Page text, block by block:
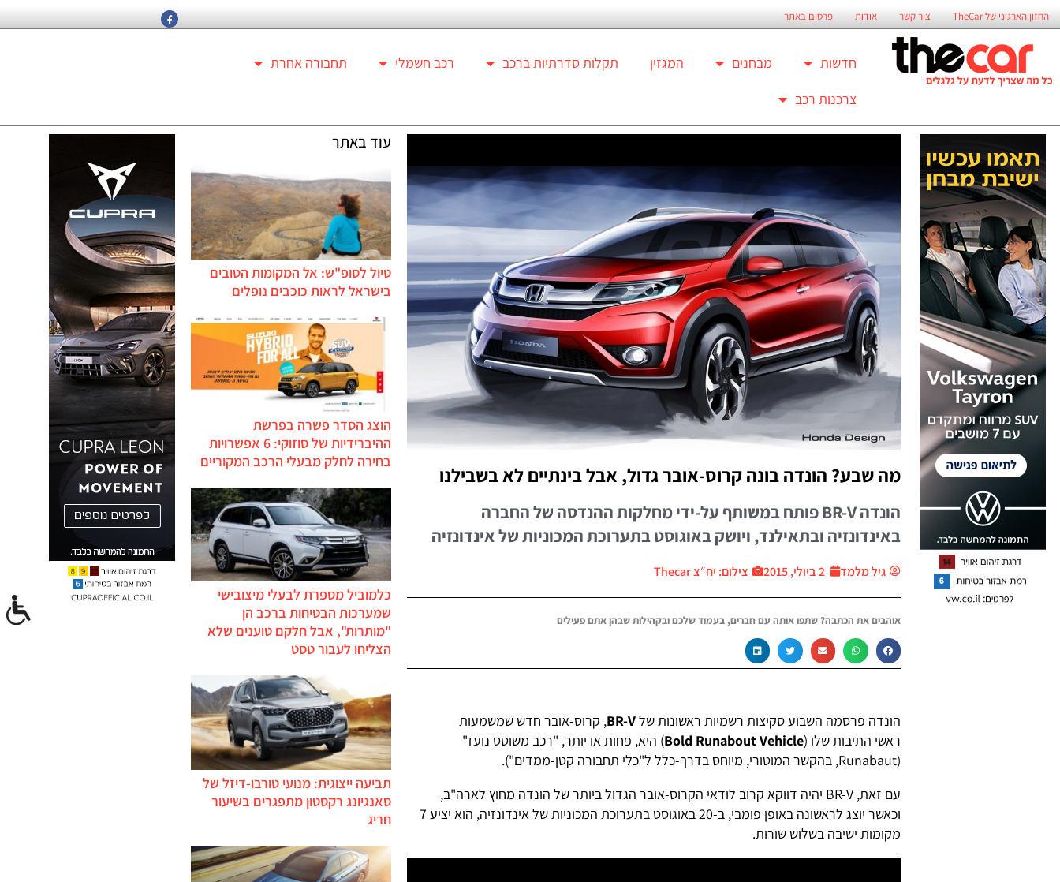
החזון הארגוני של TheCar צור קשר אודות פרסום באתר
חדשות מבחנים המגזין תקלות סדרתיות ברכב רכב חשמלי
תחבורה אחרת
צרכנות רכב
מה שבע? הונדה בונה קרוס-אובר גדול, אבל בינתיים לא בשבילנו
הונדה BR-V פותח במשותף על-ידי מחלקות ההנדסה של החברה
באינדונזיה ובתאילנד, ויושק באוגוסט בתערוכת המכוניות של אינדונזיה
גיל מלמד 2 ביולי, 2015 צילום: יח״צ Thecar
אוהבים את הכתבה? שתפו אותה עם חברים, בעמוד שלכם ובקהילות שבהן אתם פעילים
הונדה פרסמה השבוע סקיצות רשמיות ראשונות שלBR-V, קרוס-אובר חדש שמשמעות
ראשי התיבות שלו (Bold Runabout Vehicle) היא, פחות או יותר, "רכב משוטט נועז"
(Runabaut, בהקשר המוטורי, מיוחס בדרך-כלל ל"כלי תחבורה קטן-ממדים").
עם זאת, BR-V יהיה דווקא קרוב לודאי הקרוס-אובר הגדול ביותר של הונדה מחוץ לארה"ב,
וכאשר יוצג לראשונה באופן פומבי, ב-20 באוגוסט בתערוכת המכוניות של אינדונזיה, הוא יציע 7
מקומות ישיבה בשלוש שורות.
עוד באתר
טיול לסופ"ש: אל המקומות הטובים
בישראל לראות כוכבים נופלים
הוצג הסדר פשרה בפרשת
ההיברידיות של סוזוקי: 6 אפשרויות
בחירה לחלק מבעלי הרכב המקוריים
כלמוביל מספרת לבעלי מיצובישי
שמערכות הבטיחות ברכב הן
"מותרות", אבל חלקם טוענים שלא
הצליחו לעבור טסט
תביעה ייצוגית: מנועי טורבו-דיזל של
סאנגיונג רקסטון מתפגרים בשיעור
חריג